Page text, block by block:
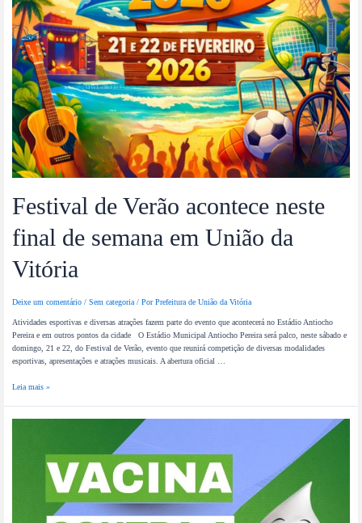
Festival de Verão acontece neste
final de semana em União da
Vitória
Deixe um comentário /Sem categoria / PorPrefeitura de União da Vitória
Atividades esportivas e diversas atrações fazem parte do evento que acontecerá no Estádio Antiocho
Pereira e em outros pontos da cidade O Estádio Municipal Antiocho Pereira será palco, neste sábado e
domingo, 21 e 22, do Festival de Verão, evento que reunirá competição de diversas modalidades
esportivas, apresentações e atrações musicais. A abertura oficial …
Leia mais »